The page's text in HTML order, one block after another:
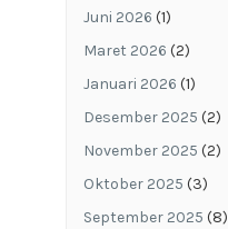
Juni 2026 (1)
Maret 2026 (2)
Januari 2026 (1)
Desember 2025 (2)
November 2025 (2)
Oktober 2025 (3)
September 2025 (8)